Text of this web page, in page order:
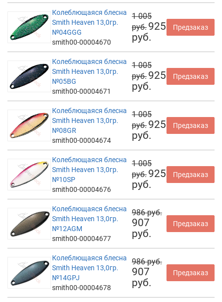
Колеблющаяся блесна
Smith Heaven 13,0гр.
№04GGG
smith00-00004670
1 005
руб. 925
руб.
Предзаказ
Колеблющаяся блесна
Smith Heaven 13,0гр.
№05BG
smith00-00004671
1 005
руб. 925
руб.
Предзаказ
Колеблющаяся блесна
Smith Heaven 13,0гр.
№08GR
smith00-00004674
1 005
руб. 925
руб.
Предзаказ
Колеблющаяся блесна
Smith Heaven 13,0гр.
№10SP
smith00-00004676
1 005
руб. 925
руб.
Предзаказ
Колеблющаяся блесна
Smith Heaven 13,0гр.
№12AGM
smith00-00004677
986 руб.
907
руб.
Предзаказ
Колеблющаяся блесна
Smith Heaven 13,0гр.
№14GPJ
smith00-00004678
986 руб.
907
руб.
Предзаказ